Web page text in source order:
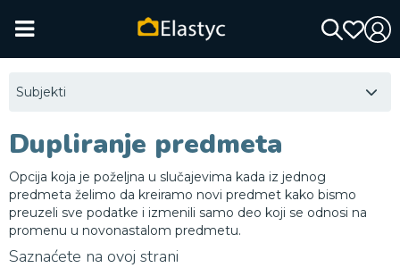
Subjekti
Dupliranje predmeta
Opcija koja je poželjna u slučajevima kada iz jednog
predmeta želimo da kreiramo novi predmet kako bismo
preuzeli sve podatke i izmenili samo deo koji se odnosi na
promenu u novonastalom predmetu.
Saznaćete na ovoj strani